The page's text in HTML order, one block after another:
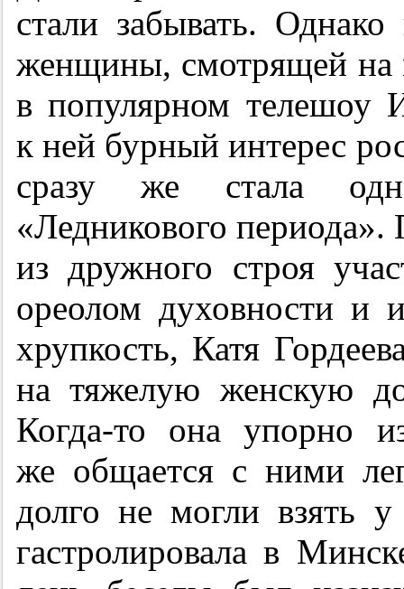
стали забывать.
женщины, смотрящей на
в популярном телешоу
к ней бурный интерес
сразу же стала
«Ледникового периода».
из дружного строя
ореолом духовности и
хрупкость, Катя
на тяжелую женскую
Когда-то она упорно
же общается с ними
долго не могли взять
гастролировала в